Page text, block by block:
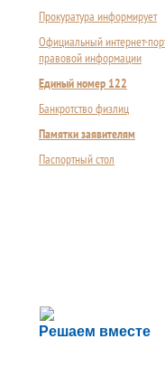
Прокуратура информирует
Официальный интернет-
правовой информации
Единый номер 122
Банкротство физлиц
Памятки заявителям
Паспортный стол
Решаем вместе
Сложности с
Сообщите об этом